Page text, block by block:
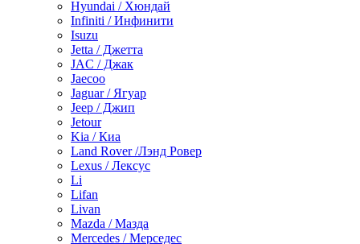
Hyundai / Хюндай
Infiniti / Инфинити
Isuzu
Jetta / Джетта
JAC / Джак
Jaecoo
Jaguar / Ягуар
Jeep / Джип
Jetour
Kia / Киа
Land Rover /Лэнд Ровер
Lexus / Лексус
Li
Lifan
Livan
Mazda / Мазда
Mercedes / Мерседес